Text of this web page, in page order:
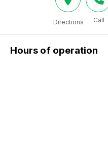
Directions Call
Hours of operation